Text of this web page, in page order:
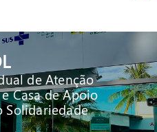
de Atenção
Casa de Apoio
Solidariedade